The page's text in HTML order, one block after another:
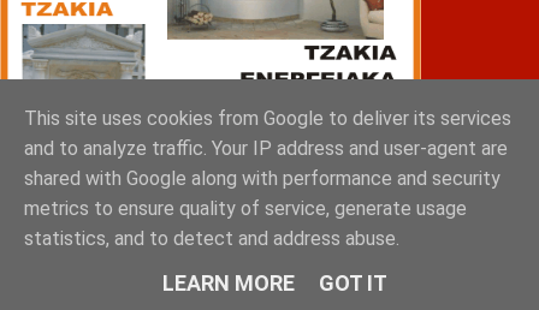
This site uses cookies from Google to deliver its services
and to analyze traffic. Your IP address and user-agent are
shared with Google along with performance and security
metrics to ensure quality of service, generate usage
statistics, and to detect and address abuse.
LEARN MORE GOT IT